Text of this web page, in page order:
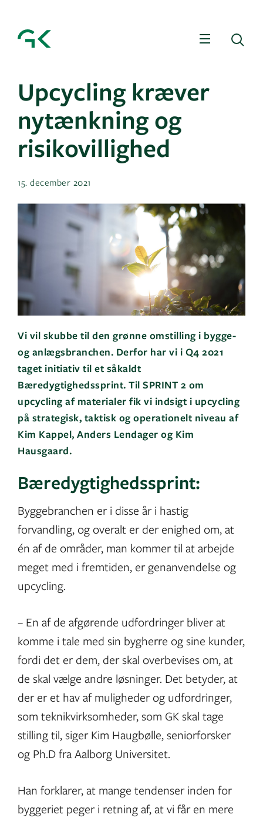
Menu
Upcycling kræver
nytænkning og
risikovillighed
15. december 2021
Vi vil skubbe til den grønne omstilling i bygge-
og anlægsbranchen. Derfor har vi i Q4 2021
taget initiativ til et såkaldt
Bæredygtighedssprint. Til SPRINT 2 om
upcycling af materialer fik vi indsigt i upcycling
på strategisk, taktisk og operationelt niveau af
Kim Kappel, Anders Lendager og Kim
Hausgaard.
Bæredygtighedssprint:
Byggebranchen er i disse år i hastig
forvandling, og overalt er der enighed om, at
én af de områder, man kommer til at arbejde
meget med i fremtiden, er genanvendelse og
upcycling.
– En af de afgørende udfordringer bliver at
komme i tale med sin bygherre og sine kunder,
fordi det er dem, der skal overbevises om, at
de skal vælge andre løsninger. Det betyder, at
der er et hav af muligheder og udfordringer,
som teknikvirksomheder, som GK skal tage
stilling til, siger Kim Haugbølle, seniorforsker
og Ph.D fra Aalborg Universitet.
Han forklarer, at mange tendenser inden for
byggeriet peger i retning af, at vi får en mere